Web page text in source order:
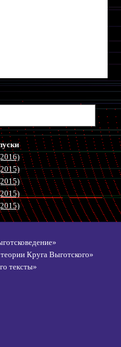
Круга Выготского»
тексты»